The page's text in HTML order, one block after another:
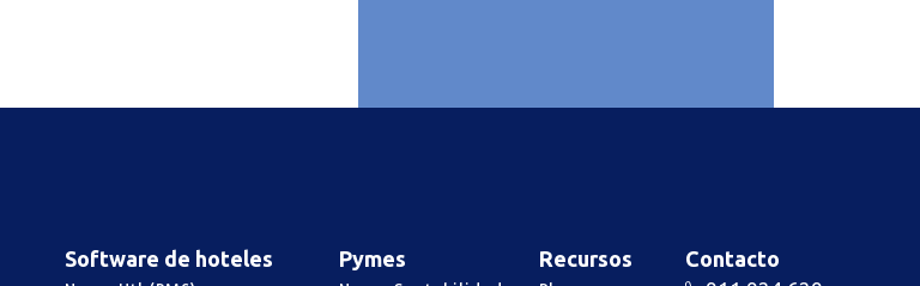
Software de hoteles Pymes Recursos Contacto